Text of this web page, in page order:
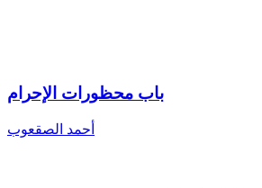
باب محظورات الإحرام
أحمد الصقعوب